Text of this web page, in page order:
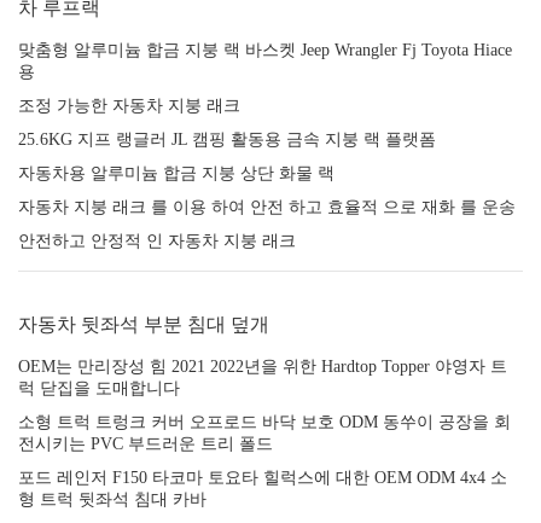
차 루프랙
맞춤형 알루미늄 합금 지붕 랙 바스켓 Jeep Wrangler Fj Toyota Hiace
용
조정 가능한 자동차 지붕 래크
25.6KG 지프 랭글러 JL 캠핑 활동용 금속 지붕 랙 플랫폼
자동차용 알루미늄 합금 지붕 상단 화물 랙
자동차 지붕 래크 를 이용 하여 안전 하고 효율적 으로 재화 를 운송
안전하고 안정적 인 자동차 지붕 래크
자동차 뒷좌석 부분 침대 덮개
OEM는 만리장성 힘 2021 2022년을 위한 Hardtop Topper 야영자 트
럭 닫집을 도매합니다
소형 트럭 트렁크 커버 오프로드 바닥 보호 ODM 동쑤이 공장을 회
전시키는 PVC 부드러운 트리 폴드
포드 레인저 F150 타코마 토요타 힐럭스에 대한 OEM ODM 4x4 소
형 트럭 뒷좌석 침대 카바